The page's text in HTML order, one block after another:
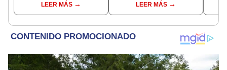
denunciarlo por
tocamientos: “Me
LEER MÁS
ausencia en los
eventos: "Mi familia es
LEER MÁS